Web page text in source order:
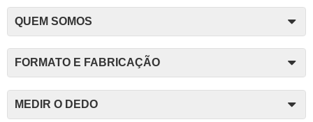
QUEM SOMOS
FORMATO E FABRICAÇÃO
MEDIR O DEDO